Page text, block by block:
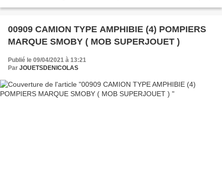
00909 CAMION TYPE AMPHIBIE (4) POMPIERS
MARQUE SMOBY ( MOB SUPERJOUET )
Publié le 09/04/2021 à 13:21
Par JOUETSDENICOLAS